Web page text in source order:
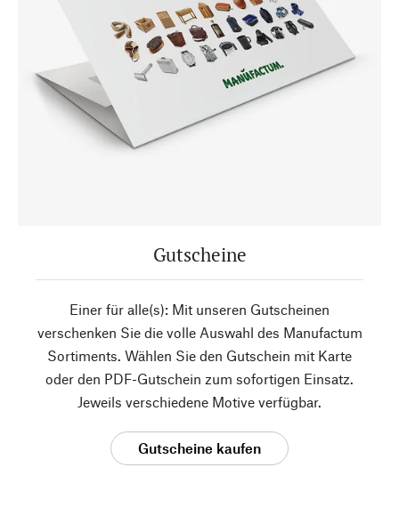
Gutscheine
Einer für alle(s): Mit unseren Gutscheinen
verschenken Sie die volle Auswahl des Manufactum
Sortiments. Wählen Sie den Gutschein mit Karte
oder den PDF-Gutschein zum sofortigen Einsatz.
Jeweils verschiedene Motive verfügbar.
Gutscheine kaufen